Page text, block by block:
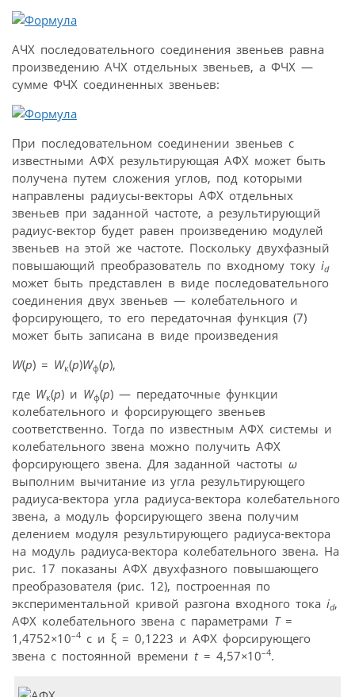
АЧХ последовательного соединения звеньев равна
произведению АЧХ отдельных звеньев, а ФЧХ —
сумме ФЧХ соединенных звеньев:
При последовательном соединении звеньев с
известными АФХ результирующая АФХ может быть
получена путем сложения углов, под которыми
направлены радиусы-векторы АФХ отдельных
звеньев при заданной частоте, а результирующий
радиус-вектор будет равен произведению модулей
звеньев на этой же частоте. Поскольку двухфазный
повышающий преобразователь по входному току id
может быть представлен в виде последовательного
соединения двух звеньев — колебательного и
форсирующего, то его передаточная функция (7)
может быть записана в виде произведения
W(p) = Wк(p)Wф(p),
где Wк(p) и Wф(p) — передаточные функции
колебательного и форсирующего звеньев
соответственно. Тогда по известным АФХ системы и
колебательного звена можно получить АФХ
форсирующего звена. Для заданной частоты ω
выполним вычитание из угла результирующего
радиуса-вектора угла радиуса-вектора колебательного
звена, а модуль форсирующего звена получим
делением модуля результирующего радиуса-вектора
на модуль радиуса-вектора колебательного звена. На
рис. 17 показаны АФХ двухфазного повышающего
преобразователя (рис. 12), построенная по
экспериментальной кривой разгона входного тока id,
АФХ колебательного звена с параметрами T=
1,4752×10–4 c и ξ = 0,1223 и АФХ форсирующего
звена с постоянной времени t= 4,57×10–4.